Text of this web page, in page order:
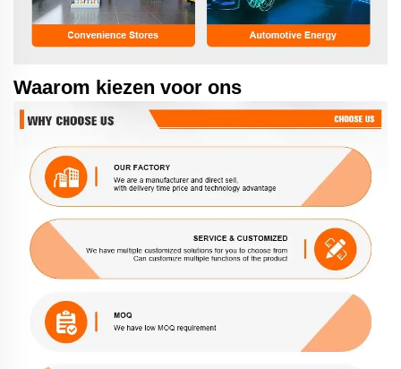
Waarom kiezen voor ons